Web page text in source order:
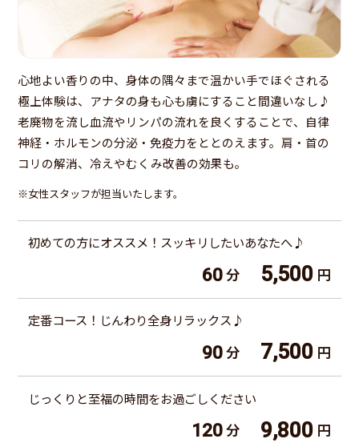
心地よい香りの中、身体の隅々まで温かい手でほぐされる
極上体験は、アナタの身も心も虜にすること間違いなし♪
老廃物を流し血流やリンパの流れを良くすることで、自律
神経・ホルモンの分泌・免疫力をととのえます。肩・首の
コリの解消、冷えやむくみ改善の効果も。
※女性スタッフが担当いたします。
初めての方にオススメ！スッキリしたいあなたへ♪
60 分 5,500 円
定番コース！じんわり全身リラックス♪
90 分 7,500 円
じっくりと至福の時間をお過ごしください
120 分 9,800 円